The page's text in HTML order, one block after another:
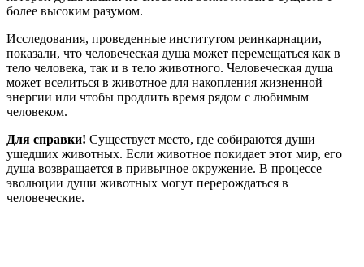
более высоким разумом.
Исследования, проведенные институтом реинкарнации,
показали, что человеческая душа может перемещаться как в
тело человека, так и в тело животного. Человеческая душа
может вселиться в животное для накопления жизненной
энергии или чтобы продлить время рядом с любимым
человеком.
Для справки! Существует место, где собираются души
ушедших животных. Если животное покидает этот мир, его
душа возвращается в привычное окружение. В процессе
эволюции души животных могут перерождаться в
человеческие.